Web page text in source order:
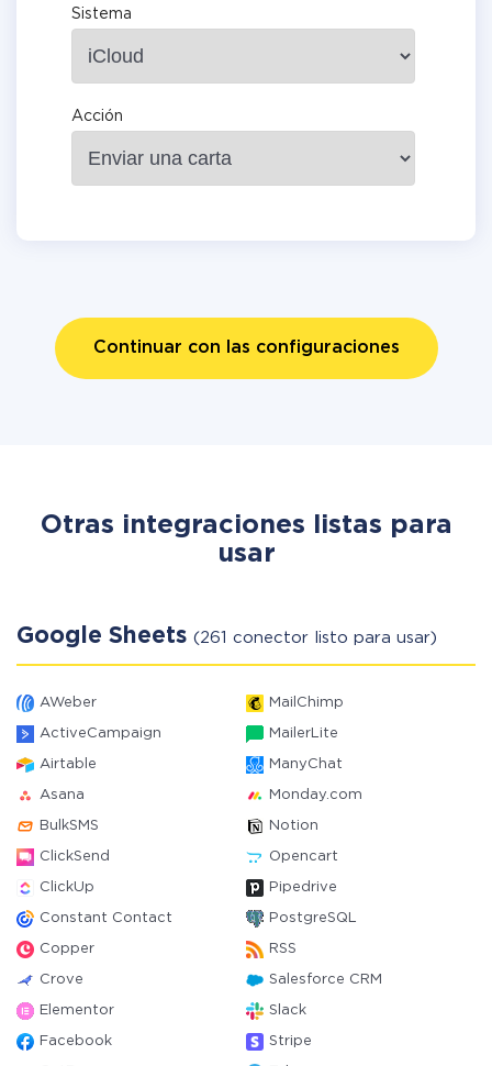
Sistema
Acción
Continuar con las configuraciones
Otras integraciones listas para
usar
Google Sheets (261 conector listo para usar)
AWeber MailChimp
ActiveCampaign MailerLite
Airtable ManyChat
Asana Monday.com
BulkSMS Notion
ClickSend Opencart
ClickUp Pipedrive
Constant Contact PostgreSQL
Copper RSS
Crove Salesforce CRM
Elementor Slack
Facebook Stripe